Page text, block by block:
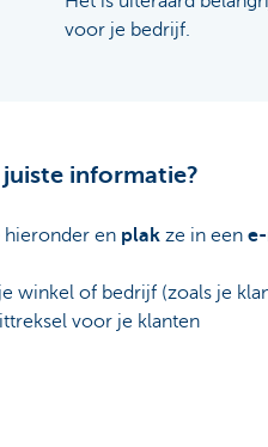
voor je bedrijf.
informatie?
hieronder en plak ze in een
winkel of bedrijf (zoals je
voor je klanten